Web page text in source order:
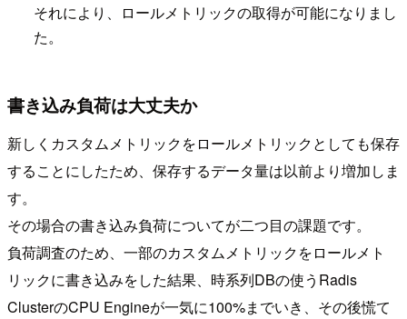
それにより、ロールメトリックの取得が可能になりまし
た。
書き込み負荷は大丈夫か
新しくカスタムメトリックをロールメトリックとしても保存
することにしたため、保存するデータ量は以前より増加しま
す。
その場合の書き込み負荷についてが二つ目の課題です。
負荷調査のため、一部のカスタムメトリックをロールメト
リックに書き込みをした結果、時系列DBの使うRadis
ClusterのCPU Engineが一気に100%までいき、その後慌て